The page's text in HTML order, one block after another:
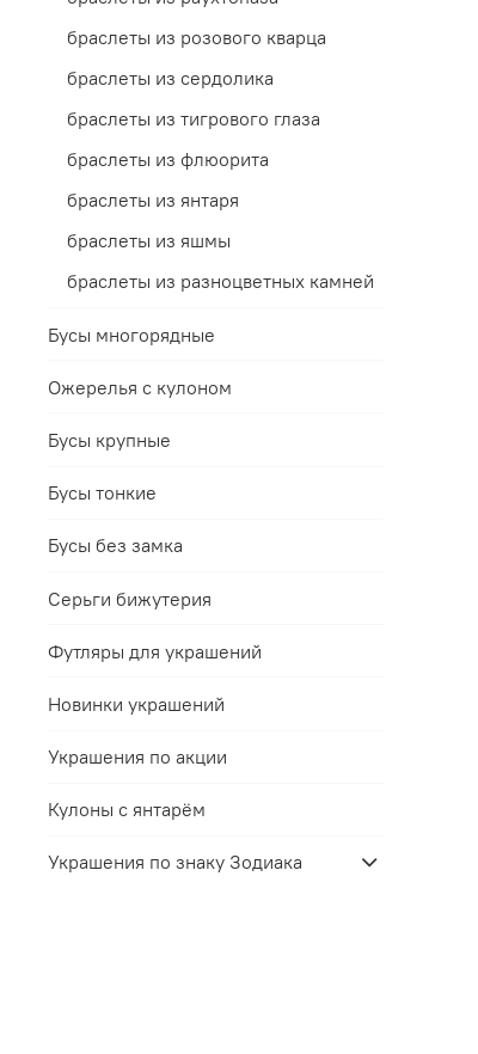
браслеты из розового кварца
браслеты из сердолика
браслеты из тигрового глаза
браслеты из флюорита
браслеты из янтаря
браслеты из яшмы
браслеты из разноцветных камней
Бусы многорядные
Ожерелья с кулоном
Бусы крупные
Бусы тонкие
Бусы без замка
Серьги бижутерия
Футляры для украшений
Новинки украшений
Украшения по акции
Кулоны с янтарём
Украшения по знаку Зодиака